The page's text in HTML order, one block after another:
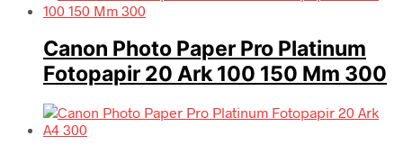
Canon Photo Paper Pro Platinum
Fotopapir 20 Ark 100 150 Mm 300